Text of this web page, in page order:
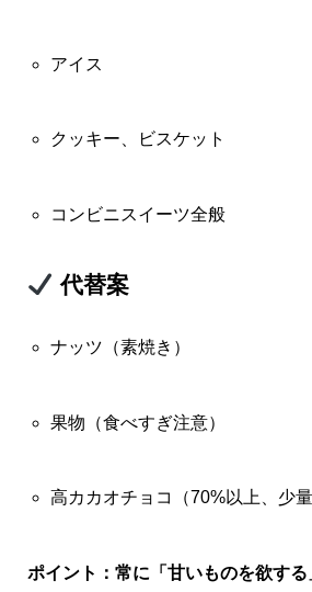
アイス
クッキー、ビスケット
コンビニスイーツ全般
代替案
ナッツ（素焼き）
果物（食べすぎ注意）
高カカオチョコ（70%以上、少量
ポイント：常に「甘いものを欲する